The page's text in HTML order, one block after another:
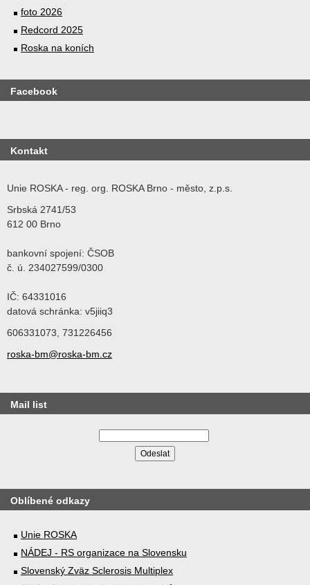
foto 2026
Redcord 2025
Roska na koních
Facebook
Kontakt
Unie ROSKA - reg. org. ROSKA Brno - město, z.p.s.
Srbská 2741/53
612 00 Brno
bankovní spojení: ČSOB
č. ú. 234027599/0300
IČ: 64331016
datová schránka: v5jiiq3
606331073, 731226456
roska-bm@roska-bm.cz
Mail list
Oblíbené odkazy
Unie ROSKA
NÁDEJ - RS organizace na Slovensku
Slovenský Zväz Sclerosis Multiplex